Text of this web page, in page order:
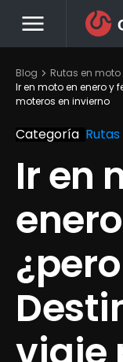
menu
Blog chevron_right Rutas en moto
Ir en moto en enero y
moteros en invierno
Categoría
Ir en